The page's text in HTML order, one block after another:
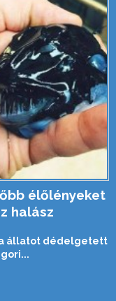
élőlényeket
halász
állatot dédelgetett